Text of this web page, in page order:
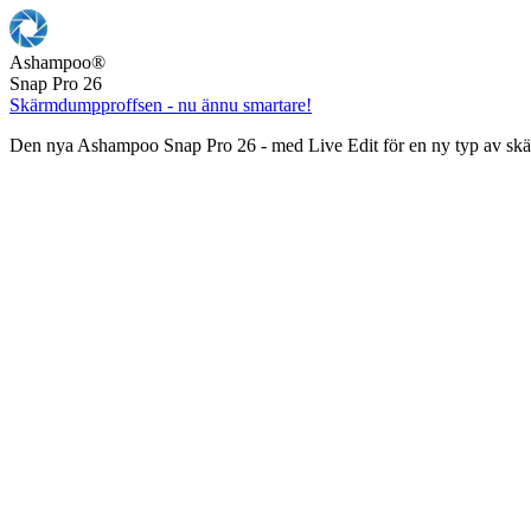
Ashampoo®
Snap Pro 26
Skärmdumpproffsen - nu ännu smartare!
Den nya Ashampoo Snap Pro 26 - med Live Edit för en ny typ av